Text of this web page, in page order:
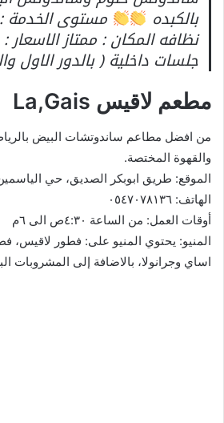
بالكبده مستوى الخدمة
نظافه المكان : ممتاز
جلسات داخلية ( بالدور الاول
مطعم لاقيس La,Gais
من افضل مطاعم ساندوتشات البيض
والقهوة المختصة.
الموقع: طريق ابوبكر الصديق، حي
الهاتف: ٠٥٤٧٠٧٨١٣٦
أوقات العمل: من الساعة ٤:٣٠ص الى ٦م
المنيو: يحتوي المنيو على: فطور لاقيس،
اساي وجرانولا، بالاضافة إلى المشروبات